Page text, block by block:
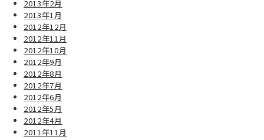
2013年2月
2013年1月
2012年12月
2012年11月
2012年10月
2012年9月
2012年8月
2012年7月
2012年6月
2012年5月
2012年4月
2011年11月